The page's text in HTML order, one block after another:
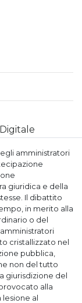
Digitale
amministratori
giuridica e della
Il dibattito
in merito alla
o del
cristallizzato nel
pubblica,
non del tutto
giurisdizione del
alla
lesione al